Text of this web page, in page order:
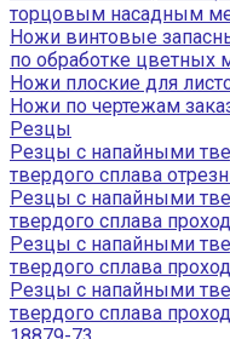
торцовым насадным
Ножи винтовые
по обработке цветных
Ножи плоские для
Ножи по чертежам
Резцы
Резцы с напайными
твердого сплава
Резцы с напайными
твердого сплава
Резцы с напайными
твердого сплава
Резцы с напайными
твердого сплава